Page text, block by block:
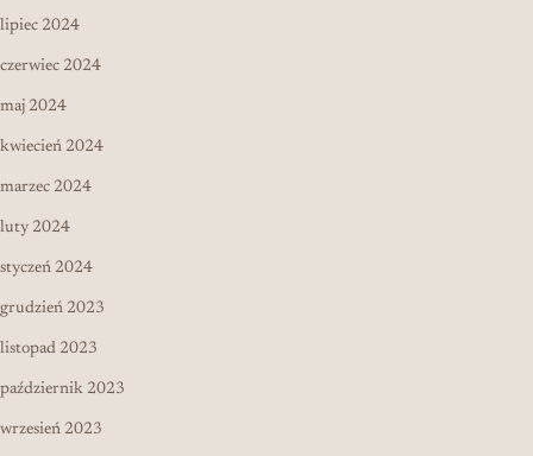
lipiec 2024
czerwiec 2024
maj 2024
kwiecień 2024
marzec 2024
luty 2024
styczeń 2024
grudzień 2023
listopad 2023
październik 2023
wrzesień 2023